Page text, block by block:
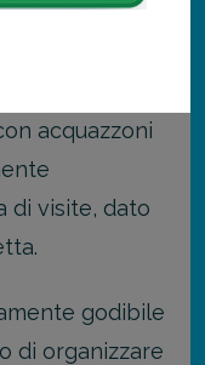
calde e
acquazzoni
di visite, dato
godibile
di organizzare